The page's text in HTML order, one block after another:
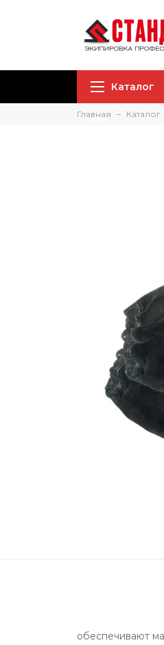
Каталог
Главная Каталог
обеспечивают